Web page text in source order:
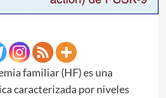
familiar (HF) es una
caracterizada por niveles